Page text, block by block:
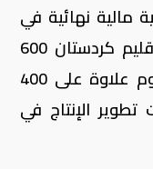
مالية نهائية في
أغسطس تضمنت سداد حكومة إقليم كردستان 600
مليون دولار فورا إلى الكونسورتيوم علاوة على 400
تطوير الإنتاج في